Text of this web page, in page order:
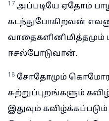
17 அப்படியே ஏதோம்
கடந்துபோகிறவன்
வாதைகளினிமித்தமும்
ஈசல்போடுவான்.
18 சோதோமும்
சுற்றுப்புறங்களும்
இதுவும்